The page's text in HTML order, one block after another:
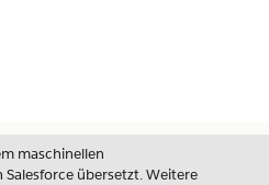
maschinellen
Salesforce übersetzt. Weitere